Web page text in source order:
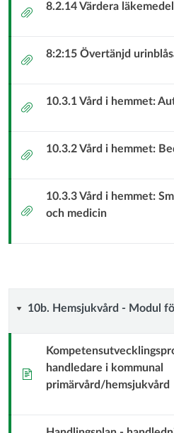
Bilaga 8.2.14 Värdera
Bilaga 8:2:15 Övertänjd
Bilaga 10.3.1 Vård i hemmet:
Bilaga 10.3.2 Vård i hemmet:
Bilaga
10.3.3 Vård i hemmet:
och medicin
10b.
Hemsjukvård
10b. Hemsjukvård - Modul för dig som är
Sida
handledare i kommunal
primärvård/hemsjukvård